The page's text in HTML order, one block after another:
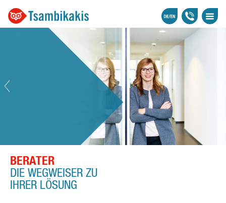
BERATER
DIE WEGWEISER ZU
IHRER LÖSUNG